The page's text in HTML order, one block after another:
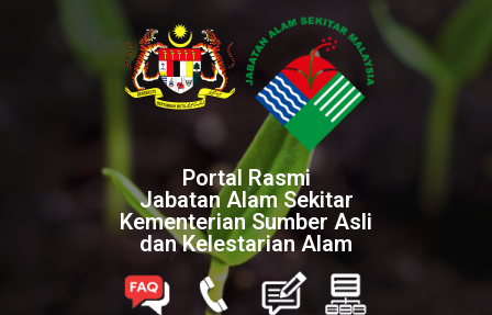
Portal Rasmi
Jabatan Alam Sekitar
Kementerian Sumber Asli
dan Kelestarian Alam